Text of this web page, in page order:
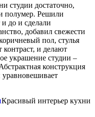
студии достаточно,
полумер. Решили
до и сделали
добавил свежести
пол, стулья
контраст, и делают
украшение студии –
конструкция
уравновешивает
Красивый интерьер кухни